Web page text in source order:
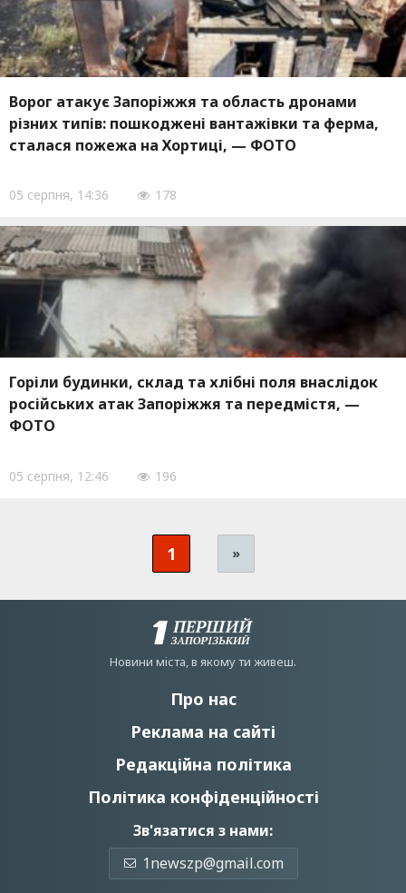
Ворог атакує Запоріжжя та область дронами
різних типів: пошкоджені вантажівки та ферма,
сталася пожежа на Хортиці, — ФОТО
05 серпня, 14:36 178
Горіли будинки, склад та хлібні поля внаслідок
російських атак Запоріжжя та передмістя, —
ФОТО
05 серпня, 12:46 196
1 »
Новини мiста, в якому ти живеш.
Про нас
Реклама на сайті
Редакційна політика
Політика конфіденційності
Зв'язатися з нами:
1newszp@gmail.com